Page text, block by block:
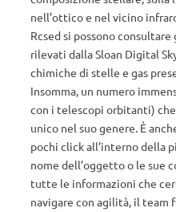
nell’ottico e nel vicino
Rcsed si possono
rilevati dalla Sloan Digital
chimiche di stelle e gas
Insomma, un numero
con i telescopi orbitanti)
unico nel suo genere. È
pochi click all’interno della
nome dell’oggetto o le sue
tutte le informazioni che
navigare con agilità, il team